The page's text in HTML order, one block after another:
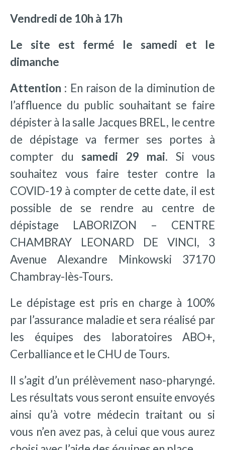
Vendredi de 10h à 17h
Le site est fermé le samedi et le
dimanche
Attention : En raison de la diminution de
l’affluence du public souhaitant se faire
dépister à la salle Jacques BREL, le centre
de dépistage va fermer ses portes à
compter du samedi 29 mai. Si vous
souhaitez vous faire tester contre la
COVID-19 à compter de cette date, il est
possible de se rendre au centre de
dépistage LABORIZON – CENTRE
CHAMBRAY LEONARD DE VINCI, 3
Avenue Alexandre Minkowski 37170
Chambray-lès-Tours.
Le dépistage est pris en charge à 100%
par l’assurance maladie et sera réalisé par
les équipes des laboratoires ABO+,
Cerballiance et le CHU de Tours.
Il s’agit d’un prélèvement naso-pharyngé.
Les résultats vous seront ensuite envoyés
ainsi qu’à votre médecin traitant ou si
vous n’en avez pas, à celui que vous aurez